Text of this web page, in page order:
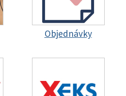
Objednávky